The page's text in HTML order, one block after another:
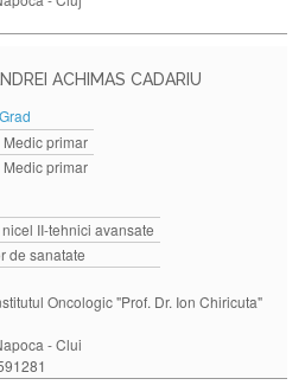
ACHIMAS CADARIU
Grad
Medic primar
Medic primar
II-tehnici avansate
de sanatate
Oncologic "Prof. Dr. Ion Chiricuta"
- Clui